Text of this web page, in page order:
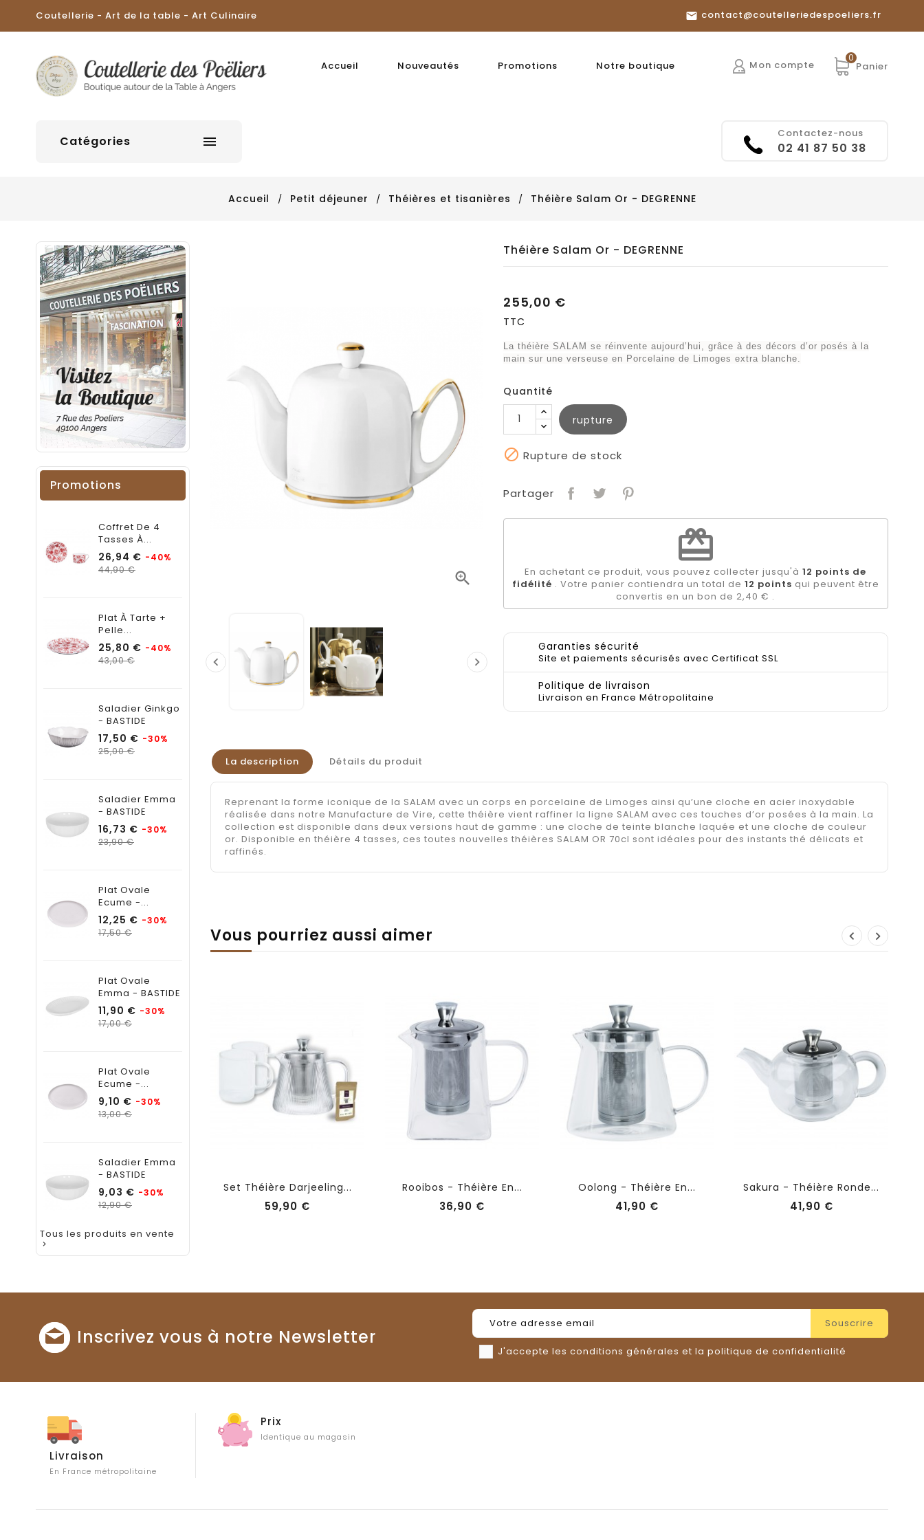
Coutellerie - Art de la table - Art Culinaire  contact@coutelleriedespoeliers.fr
Accueil Nouveautés Promotions Notre boutique Panier
0
Mon compte
Contactez-nous
02 41 87 50 38
Catégories 
Accueil Petit déjeuner Théières et tisanières Théière Salam Or - DEGRENNE
Promotions
Coffret De 4
Tasses À...
26,94 € Prix
-40%
44,90 €Prix
Plat À Tarte +
Pelle...
25,80 € Prix
-40%
43,00 €Prix
Saladier Ginkgo
- BASTIDE
17,50 € Prix
-30%
25,00 €Prix
Saladier Emma
- BASTIDE
16,73 € Prix
-30%
23,90 €Prix
Plat Ovale
Ecume -...
12,25 € Prix
-30%
17,50 €Prix
Plat Ovale
Emma - BASTIDE
11,90 € Prix
-30%
17,00 €Prix
Plat Ovale
Ecume -...
9,10 € Prix
-30%
13,00 €Prix
Saladier Emma
- BASTIDE
9,03 € Prix
-30%
12,90 €Prix
Tous les produits en vente


 
Théière Salam Or - DEGRENNE
255,00 €
TTC
La théière SALAM se réinvente aujourd’hui, grâce à des décors d’or posés à la
main sur une verseuse en Porcelaine de Limoges extra blanche.
Quantité
rupture
 Rupture de stock
Partager
redeem
En achetant ce produit, vous pouvez collecter jusqu'à12 points de
fidélité . Votre panier contiendra un total de 12 points qui peuvent être
convertis en un bon de2,40 € .
Garanties sécurité
Site et paiements sécurisés avec Certificat SSL
Politique de livraison
Livraison en France Métropolitaine
La description Détails du produit
Reprenant la forme iconique de la SALAM avec un corps en porcelaine de Limoges ainsi qu’une cloche en acier inoxydable
réalisée dans notre Manufacture de Vire, cette théière vient raffiner la ligne SALAM avec ces touches d’or posées à la main. La
collection est disponible dans deux versions haut de gamme : une cloche de teinte blanche laquée et une cloche de couleur
or. Disponible en théière 4 tasses, ces toutes nouvelles théières SALAM OR 70cl sont idéales pour des instants thé délicats et
raffinés.
Vous pourriez aussi aimer
Set Théière Darjeeling...
59,90 €
Rooibos - Théière En...
36,90 €
Oolong - Théière En...
41,90 €Prix
Sakura - Théière Ronde...
41,90 €Prix
Inscrivez vous à notre Newsletter
J'accepte les conditions générales et la politique de confidentialité
Livraison
En France métropolitaine
Prix
Identique au magasin